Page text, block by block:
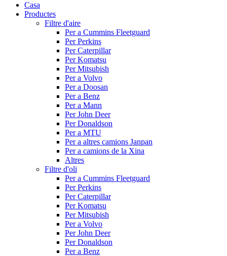
Casa
Productes
Filtre d'aire
Per a Cummins Fleetguard
Per Perkins
Per Caterpillar
Per Komatsu
Per Mitsubish
Per a Volvo
Per a Doosan
Per a Benz
Per a Mann
Per John Deer
Per Donaldson
Per a MTU
Per a altres camions Janpan
Per a camions de la Xina
Altres
Filtre d'oli
Per a Cummins Fleetguard
Per Perkins
Per Caterpillar
Per Komatsu
Per Mitsubish
Per a Volvo
Per John Deer
Per Donaldson
Per a Benz